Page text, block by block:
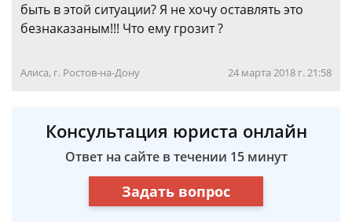
быть в этой ситуации? Я не хочу оставлять это
безнаказаным!!! Что ему грозит ?
Алиса, г. Ростов-на-Дону 24 марта 2018 г. 21:58
Консультация юриста онлайн
Ответ на сайте в течении 15 минут
Задать вопрос